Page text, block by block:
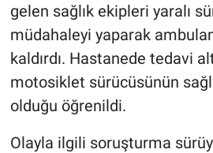
gelen sağlık ekipleri yaralı
müdahaleyi yaparak
kaldırdı. Hastanede tedavi
motosiklet sürücüsünün
olduğu öğrenildi.
Olayla ilgili soruşturma